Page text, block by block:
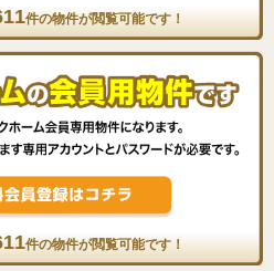
件の物件が閲覧可能です！
件の物件が閲覧可能です！